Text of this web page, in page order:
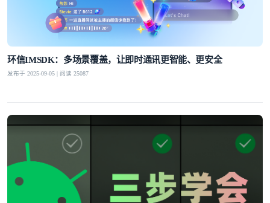
环信IMSDK：多场景覆盖，让即时通讯更智能、更安全
发布于 2025-09-05 | 阅读 25087